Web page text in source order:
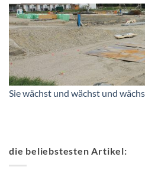
Sie wächst und wächst und
die beliebstesten Artikel: